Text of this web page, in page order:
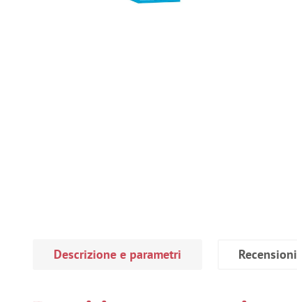
Descrizione e parametri Recensioni